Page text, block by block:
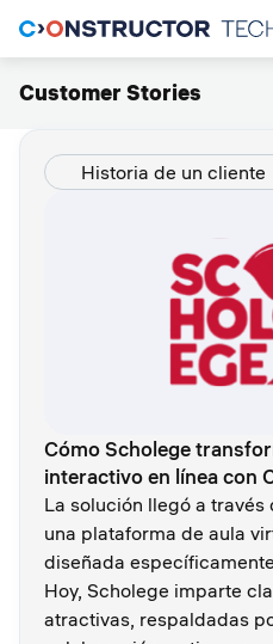
Customer Stories
Historia de un cliente
Cómo Scholege
interactivo en línea con
La solución llegó a través
una plataforma de aula
diseñada
Hoy, Scholege imparte
atractivas, respaldadas